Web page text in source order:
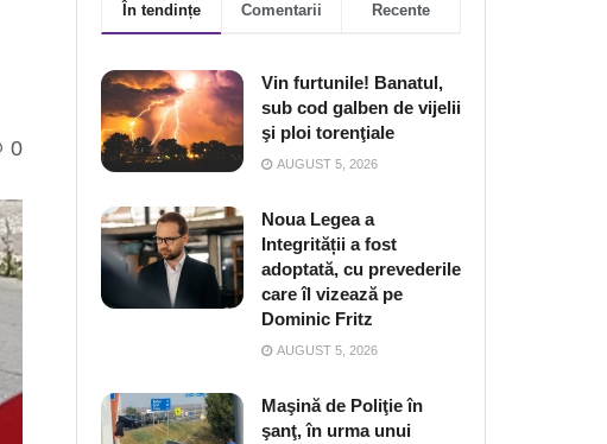
0
În tendințe Comentarii Recente
Vin furtunile! Banatul,
sub cod galben de vijelii
şi ploi torenţiale
AUGUST 5, 2026
Noua Legea a
Integrității a fost
adoptată, cu prevederile
care îl vizează pe
Dominic Fritz
AUGUST 5, 2026
Maşină de Poliţie în
şanţ, în urma unui